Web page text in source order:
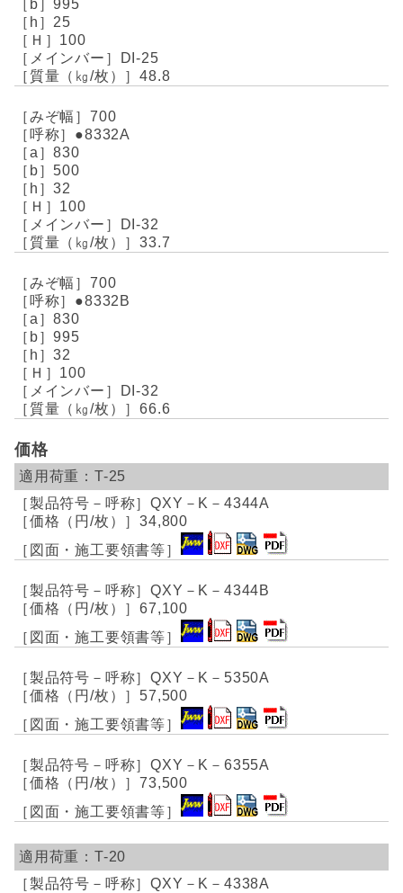
995
25
100
DI-25
48.8
700
●8332A
830
500
32
100
DI-32
33.7
700
●8332B
830
995
32
100
DI-32
66.6
価格
T-25
QXY－K－4344A
34,800
QXY－K－4344B
67,100
QXY－K－5350A
57,500
QXY－K－6355A
73,500
T-20
QXY－K－4338A